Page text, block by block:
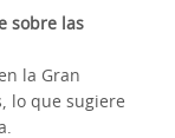
sobre las
la Gran
lo que sugiere